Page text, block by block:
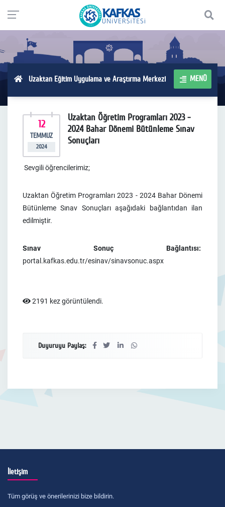
Uzaktan Eğitim Uygulama ve Araştırma Merkezi MENÜ
12
TEMMUZ
2024
Uzaktan Öğretim Programları 2023 -
2024 Bahar Dönemi Bütünleme Sınav
Sonuçları
Sevgili öğrencilerimiz;
Uzaktan Öğretim Programları 2023 - 2024 Bahar Dönemi
Bütünleme Sınav Sonuçları aşağıdaki bağlantıdan ilan
edilmiştir.
Sınav Sonuç Bağlantısı:
portal.kafkas.edu.tr/esinav/sinavsonuc.aspx
2191 kez görüntülendi.
Duyuruyu Paylaş:
İletişim
Tüm görüş ve önerilerinizi bize bildirin.